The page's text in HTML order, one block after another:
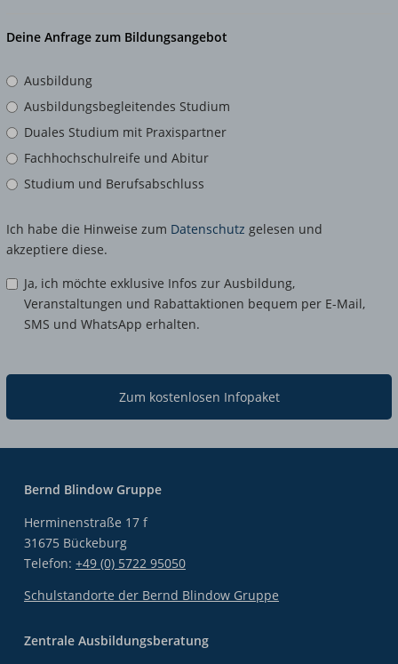
Deine Anfrage zum Bildungsangebot
Ausbildung
Ausbildungsbegleitendes Studium
Duales Studium mit Praxispartner
Fachhochschulreife und Abitur
Studium und Berufsabschluss
Ich habe die Hinweise zum Datenschutz gelesen und
akzeptiere diese.
Ja, ich möchte exklusive Infos zur Ausbildung,
Veranstaltungen und Rabattaktionen bequem per E-Mail,
SMS und WhatsApp erhalten.
Zum kostenlosen Infopaket
Bernd Blindow Gruppe
Herminenstraße 17 f
31675 Bückeburg
Telefon: +49 (0) 5722 95050
Schulstandorte der Bernd Blindow Gruppe
Zentrale Ausbildungsberatung